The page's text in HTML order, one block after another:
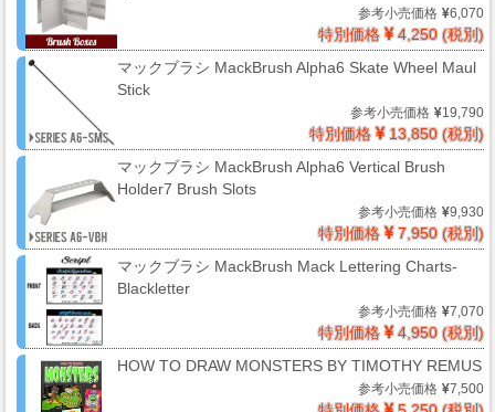
ン
ド
ー
ィ
ル
場
用
資
材・
参考小売価格 6,070
特別価格
4,250 (税別)
マックブラシ MackBrush Alpha6 Skate Wheel Maul
Stick
参考小売価格 19,790
特別価格
13,850 (税別)
マックブラシ MackBrush Alpha6 Vertical Brush
Holder7 Brush Slots
参考小売価格 9,930
特別価格
7,950 (税別)
マックブラシ MackBrush Mack Lettering Charts-
Blackletter
参考小売価格 7,070
特別価格
4,950 (税別)
HOW TO DRAW MONSTERS BY TIMOTHY REMUS
参考小売価格 7,500